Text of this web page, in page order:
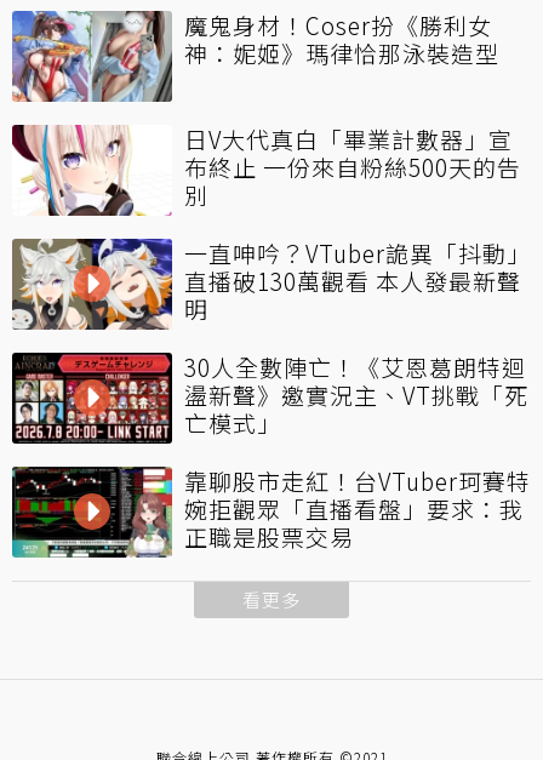
魔鬼身材！Coser扮《勝利女
神：妮姬》瑪律恰那泳裝造型
日V大代真白「畢業計數器」宣
布終止 一份來自粉絲500天的告
別
一直呻吟？VTuber詭異「抖動」
直播破130萬觀看 本人發最新聲
明
30人全數陣亡！《艾恩葛朗特迴
盪新聲》邀實況主、VT挑戰「死
亡模式」
靠聊股市走紅！台VTuber珂賽特
婉拒觀眾「直播看盤」要求：我
正職是股票交易
看更多